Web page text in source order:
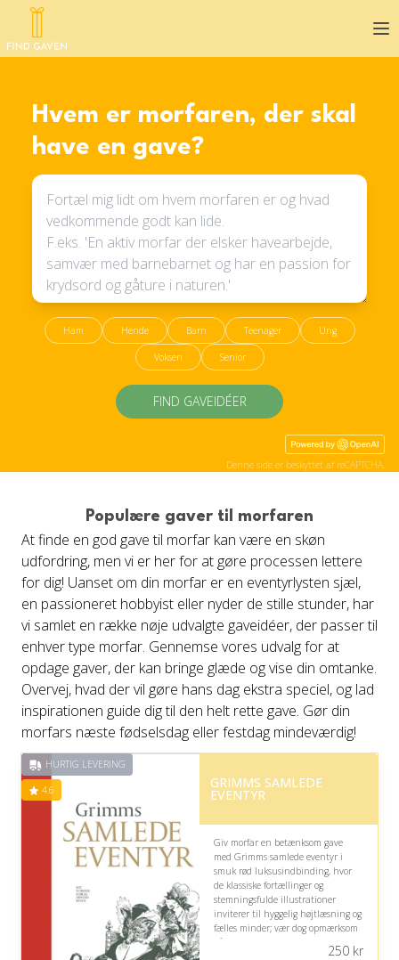
Hvem er morfaren, der skal
have en gave?
Ham Hende Barn Teenager Ung
Voksen Senior
FIND GAVEIDÉER
Denne side er beskyttet af reCAPTCHA.
Populære gaver til morfaren
At finde en god gave til morfar kan være en skøn
udfordring, men vi er her for at gøre processen lettere
for dig! Uanset om din morfar er en eventyrlysten sjæl,
en passioneret hobbyist eller nyder de stille stunder, har
vi samlet en række nøje udvalgte gaveidéer, der passer til
enhver type morfar. Gennemse vores udvalg for at
opdage gaver, der kan bringe glæde og vise din omtanke.
Overvej, hvad der vil gøre hans dag ekstra speciel, og lad
inspirationen guide dig til den helt rette gave. Gør din
morfars næste fødselsdag eller festdag mindeværdig!
HURTIG LEVERING
4.6 GRIMMS SAMLEDE
EVENTYR
Giv morfar en betænksom gave
med Grimms samlede eventyr i
smuk rød luksusindbinding, hvor
de klassiske fortællinger og
stemningsfulde illustrationer
inviterer til hyggelig højtlæsning og
fælles minder; vær dog opmærksom
på, at nogle eventyr har mørke og
250kr